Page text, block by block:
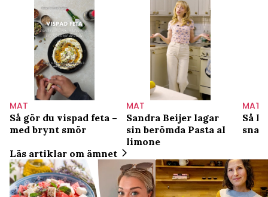
MAT
Så gör du vispad feta –
med brynt smör
MAT
Sandra Beijer lagar
sin berömda Pasta al
limone
MAT
Så
Läs artiklar om ämnet